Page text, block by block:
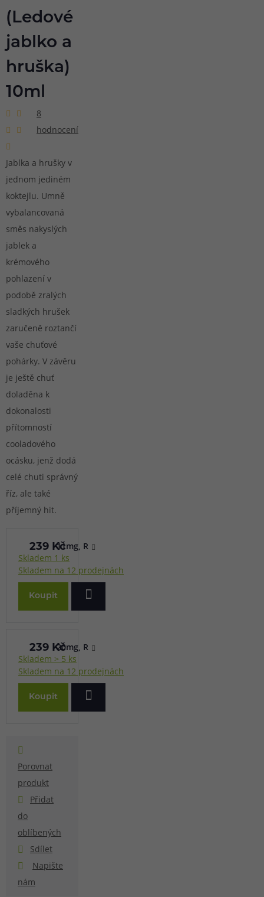
(Ledové
jablko a
hruška)
10ml
8
hodnocení
Jablka a hrušky v
jednom jediném
koktejlu. Umně
vybalancovaná
směs nakyslých
jablek a
krémového
pohlazení v
podobě zralých
sladkých hrušek
zaručeně roztančí
vaše chuťové
pohárky. V závěru
je ještě chuť
doladěna k
dokonalosti
přítomností
cooladového
ocásku, jenž dodá
celé chuti správný
říz, ale také
příjemný hit.
11mg, R
Skladem 1 ks
Skladem na 12 prodejnách
239 Kč
Koupit
20mg, R
Skladem > 5 ks
Skladem na 12 prodejnách
239 Kč
Koupit
Porovnat
produkt
Přidat
do
oblíbených
Sdílet
Napište
nám